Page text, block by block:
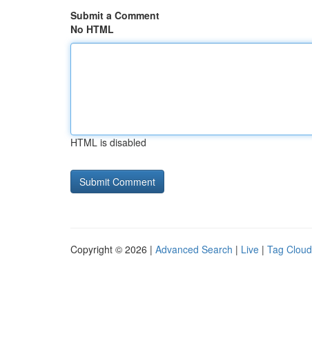
Submit a Comment
No HTML
HTML is disabled
Copyright © 2026 | Advanced Search | Live | Tag Cloud